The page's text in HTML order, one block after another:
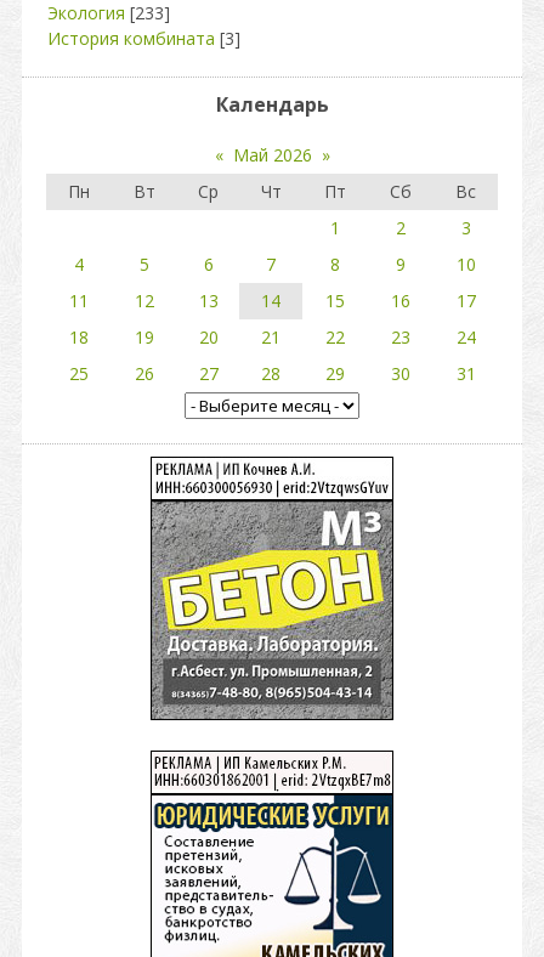
Экология [233]
История комбината [3]
Календарь
« Май 2026 »
Пн
Вт Ср Чт Пт Сб
Вс
1
2
3
4
5 6 7 8 9
10
11
12 13 14 15 16
17
18
19 20 21 22 23
24
25
26 27 28 29 30 31